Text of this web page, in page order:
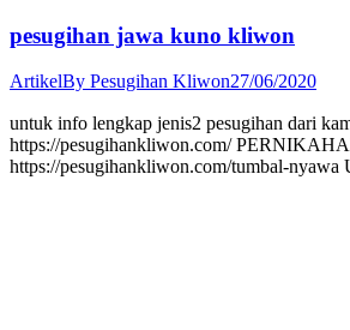
pesugihan jawa kuno kliwon
ArtikelBy Pesugihan Kliwon27/06/2020
untuk info lengkap jenis2 pesugihan
https://pesugihankliwon.com/
https://pesugihankliwon.com/tumbal-